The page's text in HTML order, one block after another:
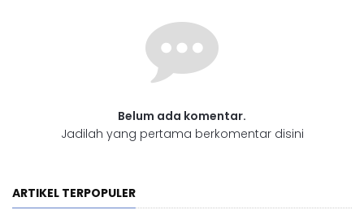
Belum ada komentar.
Jadilah yang pertama berkomentar disini
ARTIKEL TERPOPULER